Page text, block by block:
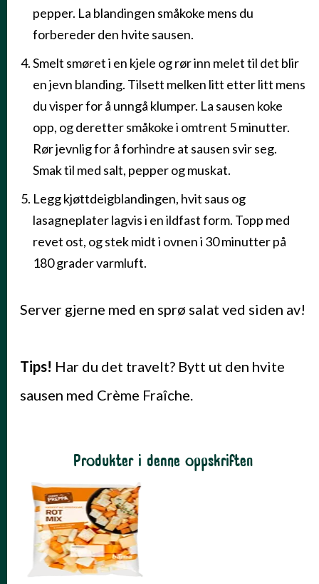
pepper. La blandingen småkoke mens du
forbereder den hvite sausen.
Smelt smøret i en kjele og rør inn melet til det blir
en jevn blanding. Tilsett melken litt etter litt mens
du visper for å unngå klumper. La sausen koke
opp, og deretter småkoke i omtrent 5 minutter.
Rør jevnlig for å forhindre at sausen svir seg.
Smak til med salt, pepper og muskat.
Legg kjøttdeigblandingen, hvit saus og
lasagneplater lagvis i en ildfast form. Topp med
revet ost, og stek midt i ovnen i 30 minutter på
180 grader varmluft.
Server gjerne med en sprø salat ved siden av!
Tips! Har du det travelt? Bytt ut den hvite
sausen med Crème Fraîche.
Produkter i denne oppskriften